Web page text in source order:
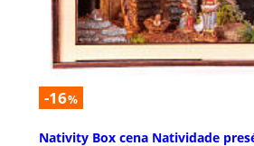
-16%
Nativity Box cena Natividade